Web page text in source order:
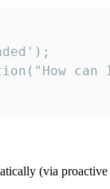
can
(via